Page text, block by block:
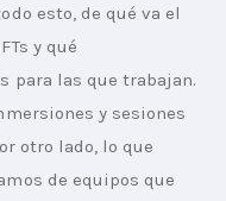
esto, de qué va el
y qué
para las que trabajan.
y sesiones
otro lado, lo que
de equipos que